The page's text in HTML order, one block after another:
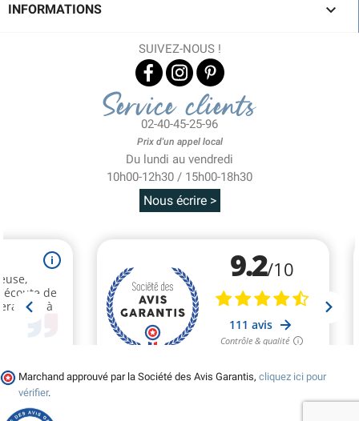
INFORMATIONS 
SUIVEZ-NOUS !
Service clients
02-40-45-25-96
Prix d'un appel local
Du lundi au vendredi
10h00-12h30 / 15h00-18h30
Nous écrire >
Marchand approuvé par la Société des Avis Garantis, cliquez ici pour
vérifier.